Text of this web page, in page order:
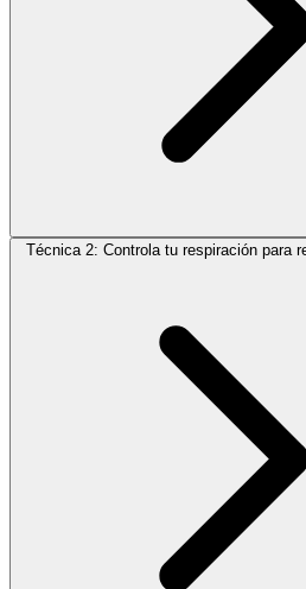
Técnica 2: Controla tu respiración para